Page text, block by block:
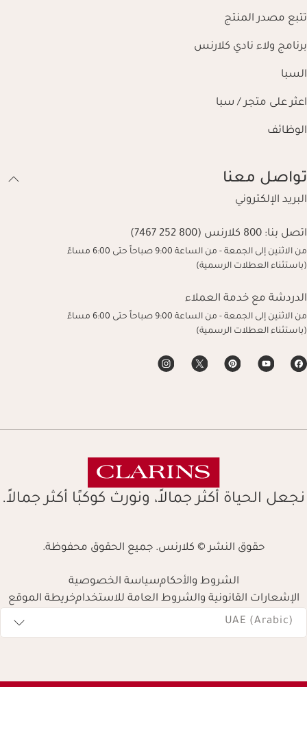
تتبع مصدر المنتج
برنامج ولاء نادي كلارنس
السبا
اعثر على متجر / سبا
الوظائف
تواصل معنا
البريد الإلكتروني
اتصل بنا: 800 كلارنس (800 252 7467)
من الاثنين إلى الجمعة - من الساعة 9:00 صباحاً حتى 6:00 مساءً
(باستثناء العطلات الرسمية)
الدردشة مع خدمة العملاء
من الاثنين إلى الجمعة - من الساعة 9:00 صباحاً حتى 6:00 مساءً
(باستثناء العطلات الرسمية)
نجعل الحياة أكثر جمالاً، ونورث كوكبًا أكثر جمالاً.
حقوق النشر © كلارنس. جميع الحقوق محفوظة.
الشروط والأحكامسياسة الخصوصية
الإشعارات القانونية والشروط العامة للاستخدامخريطة الموقع
Navigates to
UAE (Arabic)